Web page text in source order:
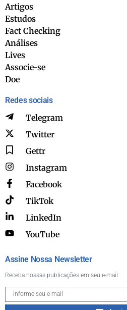
Artigos
Estudos
Fact Checking
Análises
Lives
Associe-se
Doe
Redes sociais
Telegram
Twitter
Gettr
Instagram
Facebook
TikTok
LinkedIn
YouTube
Assine Nossa Newsletter
Receba nossas publicações em seu e-mail